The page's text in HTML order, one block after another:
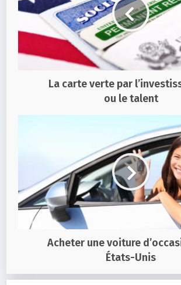
La carte verte par
ou le talent
Acheter une voiture
États-Unis